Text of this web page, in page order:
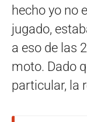
hecho yo no
jugado,
a eso de las
moto. Dado
particular, la